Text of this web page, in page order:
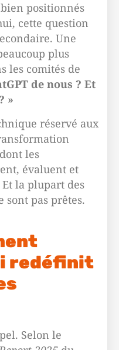
positionnés
cette question
Une
plus
les comités de
de nous ? Et
»
réservé aux
les
évaluent et
la plupart des
sont pas prêtes.
redéfinit
Selon le